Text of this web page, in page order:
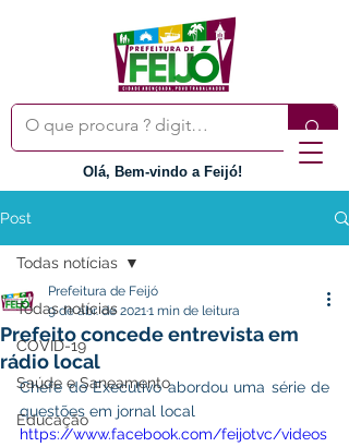
Olá, Bem-vindo a Feijó!
Post
Todas notícias
COVID-19
Saúde e Saneamento
Educação
Todas notícias
Prefeito concede entrevista em
rádio local
Prefeitura de Feijó
9 de abr. de 20211 min de leitura
Chefe do Executivo abordou uma série de
questões em jornal local
https://www.facebook.com/feijotvc/videos